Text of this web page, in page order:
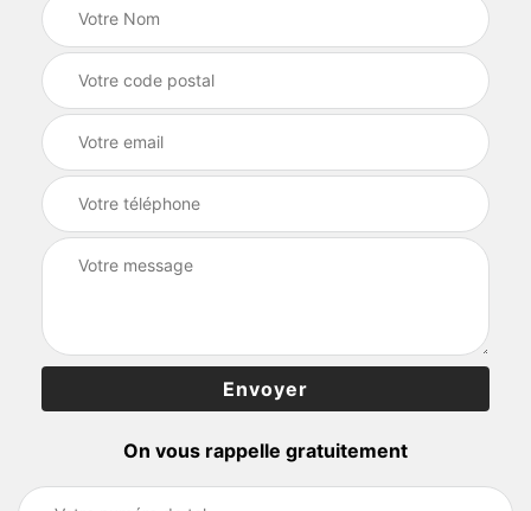
On vous rappelle gratuitement